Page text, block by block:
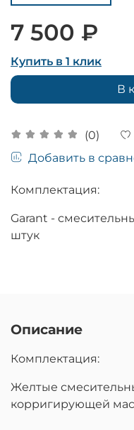
(0)
Добавить в
7 500 ₽
Купить в 1 клик
В
Комплектация:
Garant -
штук
Описание
Комплектация:
Желтые
корригирующей